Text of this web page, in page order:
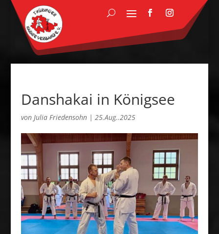
Danshakai in Königsee
von Julia Friedensohn| 25.Aug..2025